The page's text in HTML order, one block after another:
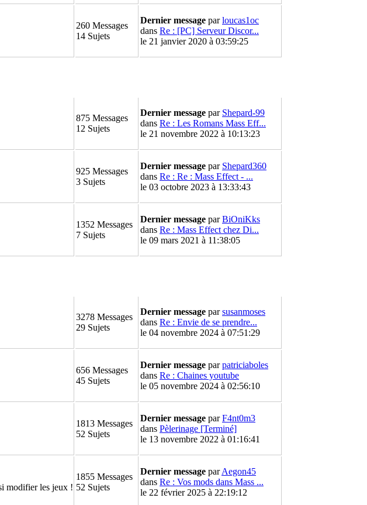
260 Messages
14 Sujets
Dernier message parloucas1oc
dans Re : [PC] Serveur Discor...
le 21 janvier 2020 à 03:59:25
875 Messages
12 Sujets
Dernier message par Shepard-99
dans Re : Les Romans Mass Eff...
le 21 novembre 2022 à 10:13:23
925 Messages
3 Sujets
Dernier message par Shepard360
dans Re : Re : Mass Effect - ...
le 03 octobre 2023 à 13:33:43
1352 Messages
7 Sujets
Dernier message parBiOniKks
dans Re : Mass Effect chez Di...
le 09 mars 2021 à 11:38:05
3278 Messages
29 Sujets
Dernier message parsusanmoses
dans Re : Envie de se prendre...
le 04 novembre 2024 à 07:51:29
656 Messages
45 Sujets
Dernier message parpatriciaboles
dans Re : Chaines youtube
le 05 novembre 2024 à 02:56:10
1813 Messages
52 Sujets
Dernier message parF4nt0m3
dans Pèlerinage [Terminé]
le 13 novembre 2022 à 01:16:41
modifier les jeux !
1855 Messages
52 Sujets
Dernier message parAegon45
dans Re : Vos mods dans Mass ...
le 22 février 2025 à 22:19:12